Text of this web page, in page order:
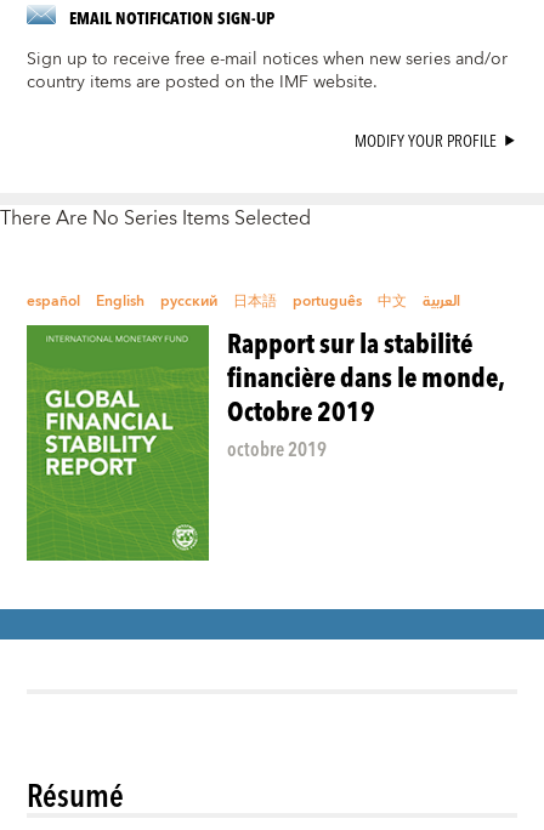
EMAIL NOTIFICATION SIGN-UP
Sign up to receive free e-mail notices when new series and/or
country items are posted on the IMF website.
MODIFY YOUR PROFILE
There Are No Series Items Selected
español English русский 日本語 português 中文 العربية
Rapport sur la stabilité
financière dans le monde,
Octobre 2019
octobre 2019
Résumé